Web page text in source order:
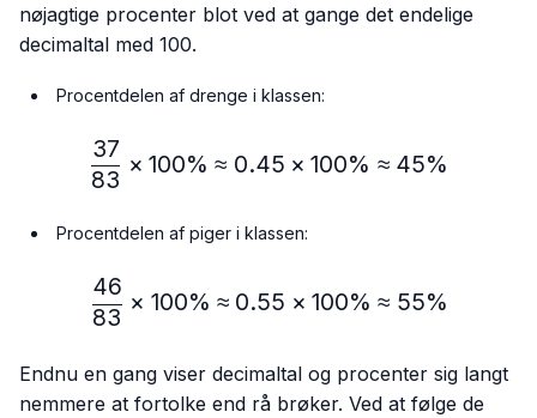
nøjagtige procenter blot ved at gange det endelige
decimaltal med 100.
Procentdelen af drenge i klassen:
\frac{37}{83} × 100\%≈
83
37
× 100% ≈ 0.45 × 100% ≈ 45%
Procentdelen af piger i klassen:
\frac{46}{83} × 100\%
83
46
× 100% ≈ 0.55 × 100% ≈ 55%
Endnu en gang viser decimaltal og procenter sig langt
nemmere at fortolke end rå brøker. Ved at følge de